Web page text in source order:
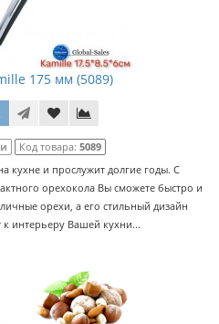
175 мм (5089)
Код товара: 5089
кухне и прослужит долгие годы. С
орехокола Вы сможете быстро и
орехи, а его стильный дизайн
интерьеру Вашей кухни...